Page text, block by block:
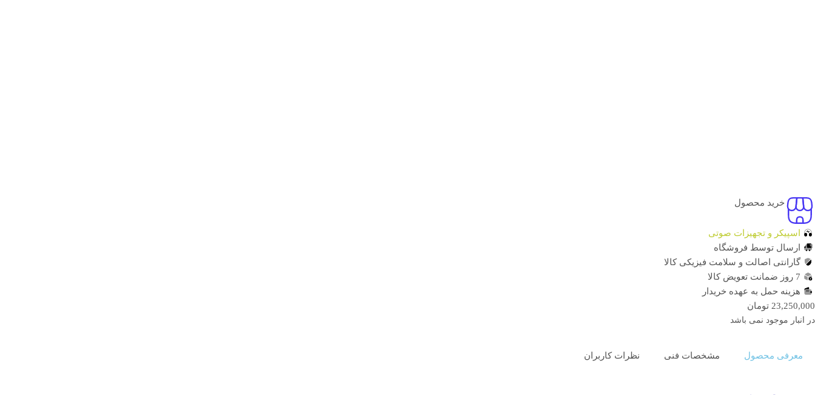
خرید محصول
اسپیکر و تجهیزات صوتی
ارسال توسط فروشگاه
گارانتی اصالت و سلامت فیزیکی کالا
7 روز ضمانت تعویض کالا
هزینه حمل به عهده خریدار
23,250,000 تومان
در انبار موجود نمی باشد
معرفی محصول مشخصات فنی نظرات کاربران